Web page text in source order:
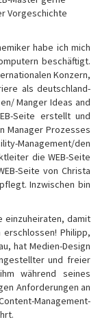
Vorgeschichte
habe ich mich
beschäftigt.
Konzern,
als deutschland-
Manger Ideas and
Seite erstellt und
Manager Prozesses
Management/den
die WEB-Seite
Seite von Christa
Inzwischen bin
einzuheiraten, damit
Philipp,
hat Medien-Design
und freier
während seines
Anforderungen an
Management-